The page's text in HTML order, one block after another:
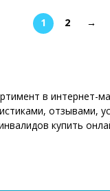
1 2 →
в интернет-
отзывами,
купить